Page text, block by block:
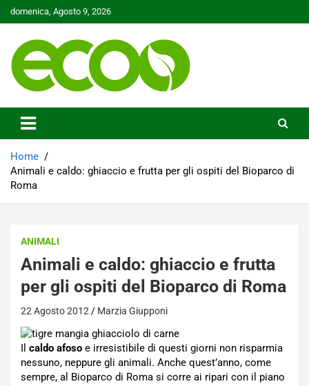
Skip
to
domenica, Agosto 9, 2026
Ecoo.it
Home
Animali e caldo: ghiaccio e frutta per gli ospiti del Bioparco di
Roma
ANIMALI
Animali e caldo: ghiaccio e frutta
per gli ospiti del Bioparco di Roma
22 Agosto 2012 Marzia Giupponi
Il caldo afoso e irresistibile di questi giorni non risparmia
nessuno, neppure gli animali. Anche quest’anno, come
sempre, al Bioparco di Roma si corre ai ripari con il piano